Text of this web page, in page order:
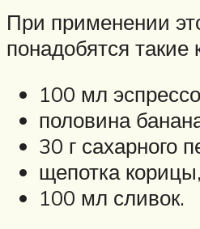
При применении
понадобятся такие
100 мл
половина
30 г сахарного
щепотка корицы,
100 мл сливок.